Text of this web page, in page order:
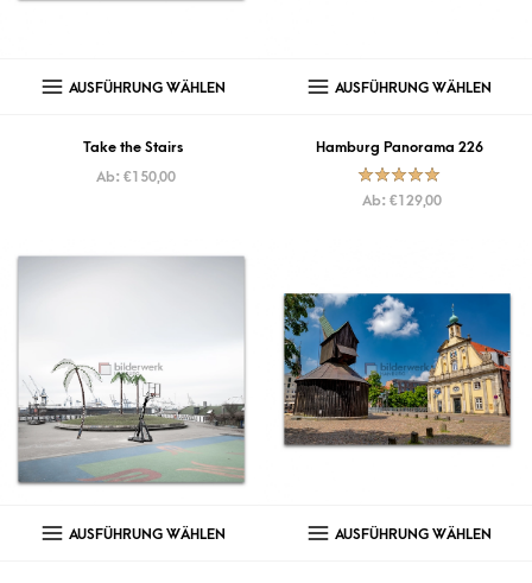
AUSFÜHRUNG WÄHLEN
Take the Stairs
Ab: €150,00
AUSFÜHRUNG WÄHLEN
Hamburg Panorama 226
Bewertet mit
5.00von
Ab: €129,00
AUSFÜHRUNG WÄHLEN AUSFÜHRUNG WÄHLEN